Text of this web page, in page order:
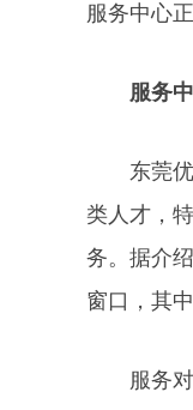
服务中心
服务
东莞
类人才，
务。据介
窗口，其
服务